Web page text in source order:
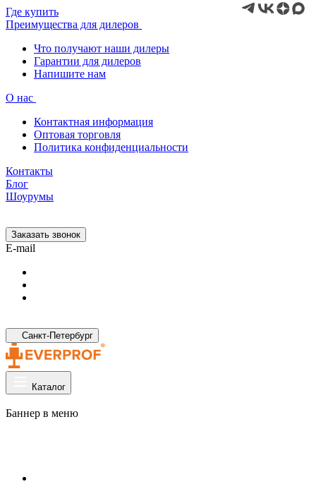
Где купить
Преимущества для дилеров
Что получают наши дилеры
Гарантии для дилеров
Напишите нам
О нас
Контактная информация
Оптовая торговля
Политика конфиденциальности
Контакты
Блог
Шоурумы
Заказать звонок
E-mail
Санкт-Петербург
Каталог
Баннер в меню